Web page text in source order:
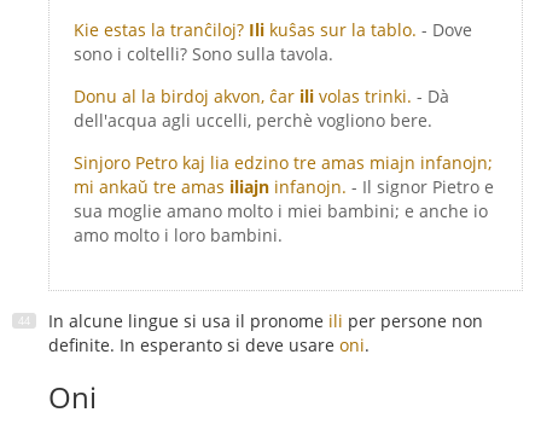
Kie estas la tranĉiloj? Ili kuŝas sur la tablo. - Dove
sono i coltelli? Sono sulla tavola.
Donu al la birdoj akvon, ĉar ili volas trinki. - Dà
dell'acqua agli uccelli, perchè vogliono bere.
Sinjoro Petro kaj lia edzino tre amas miajn infanojn;
mi ankaŭ tre amas iliajn infanojn. - Il signor Pietro e
sua moglie amano molto i miei bambini; e anche io
amo molto i loro bambini.
In alcune lingue si usa il pronome ili per persone non
definite. In esperanto si deve usare oni.
Oni